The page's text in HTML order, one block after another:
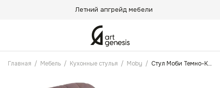
Летний апгрейд мебели
Главная / Мебель / Кухонные стулья / Moby / Стул Моби Темно-Коричневый Антикоготь Замшевый, Черные ножки